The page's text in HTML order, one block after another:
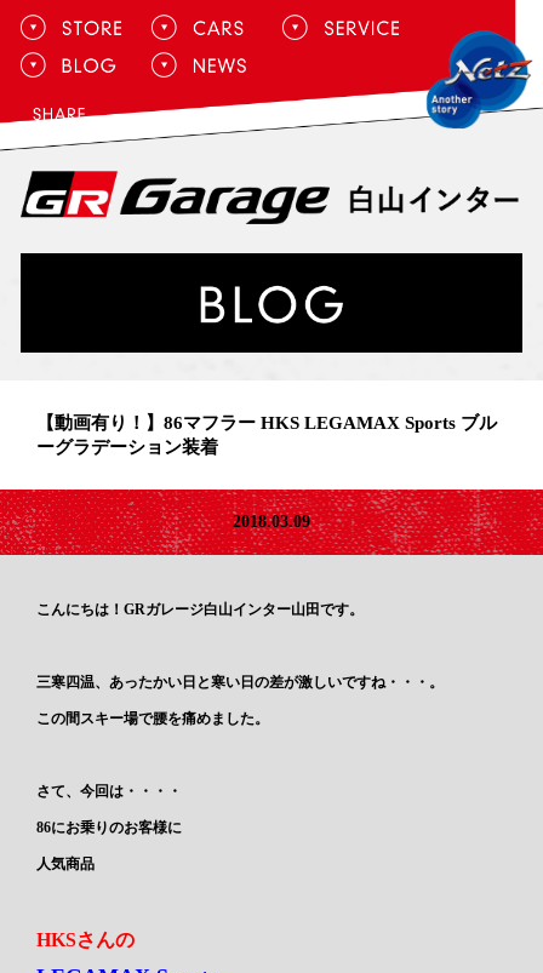
【動画有り！】86マフラー HKS LEGAMAX Sports ブル
ーグラデーション装着
2018.03.09
こんにちは！GRガレージ白山インター山田です。
三寒四温、あったかい日と寒い日の差が激しいですね・・・。
この間スキー場で腰を痛めました。
さて、今回は・・・・
86にお乗りのお客様に
人気商品
HKSさんの